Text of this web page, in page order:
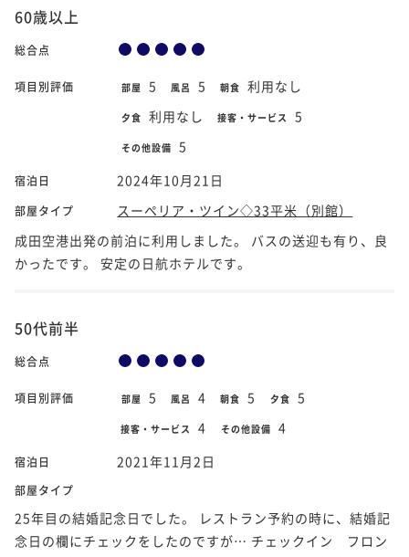
60歳以上
総合点
項目別評価 部屋 5 風呂 5 朝食 利用なし
夕食 利用なし 接客・サービス 5
その他設備 5
宿泊日 2024年10月21日
部屋タイプ
スーペリア・ツイン◇33平米（別館）
成田空港出発の前泊に利用しました。 バスの送迎も有り、良
かったです。 安定の日航ホテルです。
50代前半
総合点
項目別評価 部屋 5 風呂 4 朝食 5 夕食 5
接客・サービス 4 その他設備 4
宿泊日 2021年11月2日
部屋タイプ
25年目の結婚記念日でした。 レストラン予約の時に、結婚記
念日の欄にチェックをしたのですが… チェックイン フロン